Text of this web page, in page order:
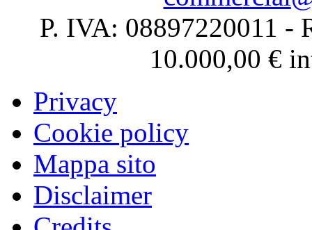
P. IVA: 08897220011 -
10.000,00 €
Privacy
Cookie policy
Mappa sito
Disclaimer